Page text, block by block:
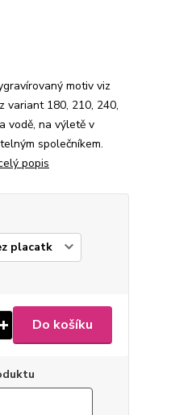
motiv viz
variant 180, 210, 240,
vodě, na výletě v
společníkem.
popis
Do košíku